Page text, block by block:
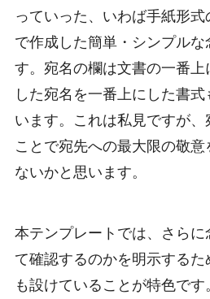
っていった、いわば手紙形
で作成した簡単・シンプル
す。宛名の欄は文書の一番上
した宛名を一番上にした書
います。これは私見ですが
ことで宛先への最大限の敬
ないかと思います。
本テンプレートでは、さらに
て確認するのかを明示する
も設けていることが特色で